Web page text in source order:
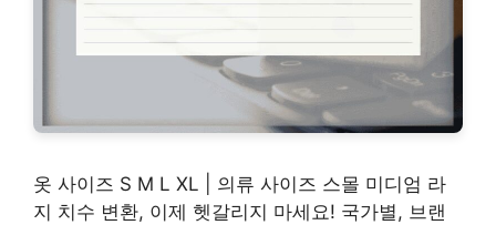
옷 사이즈 S M L XL | 의류 사이즈 스몰 미디엄 라
지 치수 변환, 이제 헷갈리지 마세요! 국가별, 브랜